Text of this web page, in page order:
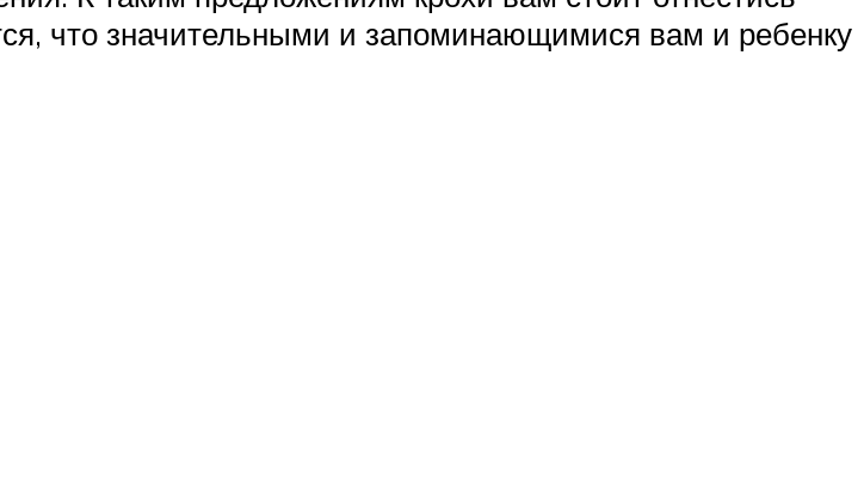
что значительными и запоминающимися вам и ребенку